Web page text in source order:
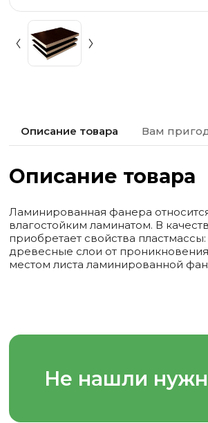
Описание товара Вам
Описание товара
Ламинированная фанера
влагостойким ламинатом. В
приобретает свойства
древесные слои от
местом листа ламинированной
Не нашли